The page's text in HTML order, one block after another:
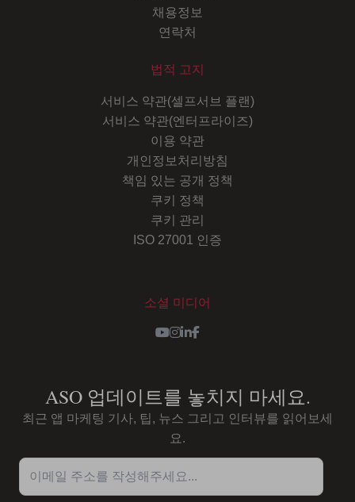
채용정보
연락처
법적 고지
서비스 약관(셀프서브 플랜)
서비스 약관(엔터프라이즈)
이용 약관
개인정보처리방침
책임 있는 공개 정책
쿠키 정책
쿠키 관리
ISO 27001 인증
소셜 미디어
Youtube
Instagram
LinkedIn
Facebook
ASO 업데이트를 놓치지 마세요.
최근 앱 마케팅 기사, 팁, 뉴스 그리고 인터뷰를 읽어보세
요.
이메일 주소를 작성해주세요...